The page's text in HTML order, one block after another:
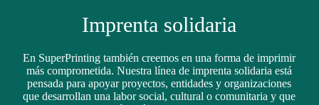
Imprenta solidaria
En SuperPrinting también creemos en una forma de imprimir
más comprometida. Nuestra línea de imprenta solidaria está
pensada para apoyar proyectos, entidades y organizaciones
que desarrollan una labor social, cultural o comunitaria y que